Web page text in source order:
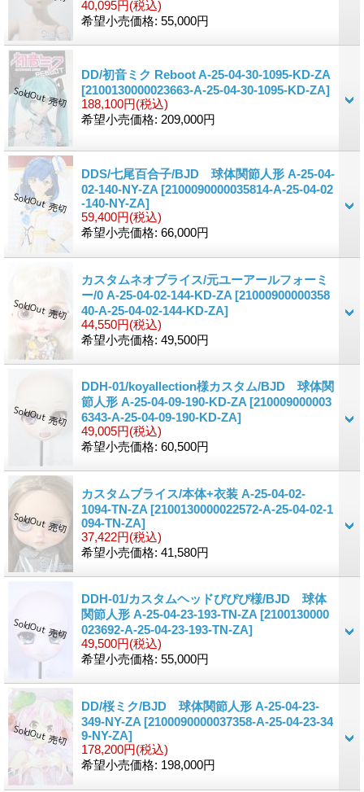
40,095円(税込)
希望小売価格: 55,000円
DD/初音ミク Reboot A-25-04-30-1095-KD-ZA
[2100130000023663-A-25-04-30-1095-KD-ZA]
188,100円(税込)
希望小売価格: 209,000円
DDS/七尾百合子/BJD 球体関節人形 A-25-04-
02-140-NY-ZA [2100090000035814-A-25-04-02
-140-NY-ZA]
59,400円(税込)
希望小売価格: 66,000円
カスタムネオブライス/元ユーアールフォーミ
ー/0 A-25-04-02-144-KD-ZA [21000900000358
40-A-25-04-02-144-KD-ZA]
44,550円(税込)
希望小売価格: 49,500円
DDH-01/koyallection様カスタム/BJD 球体関
節人形 A-25-04-09-190-KD-ZA [210009000003
6343-A-25-04-09-190-KD-ZA]
49,005円(税込)
希望小売価格: 60,500円
カスタムブライス/本体+衣装 A-25-04-02-
1094-TN-ZA [2100130000022572-A-25-04-02-1
094-TN-ZA]
37,422円(税込)
希望小売価格: 41,580円
DDH-01/カスタムヘッドぴぴぴ様/BJD 球体
関節人形 A-25-04-23-193-TN-ZA [2100130000
023692-A-25-04-23-193-TN-ZA]
49,500円(税込)
希望小売価格: 55,000円
DD/桜ミク/BJD 球体関節人形 A-25-04-23-
349-NY-ZA [2100090000037358-A-25-04-23-34
9-NY-ZA]
178,200円(税込)
希望小売価格: 198,000円